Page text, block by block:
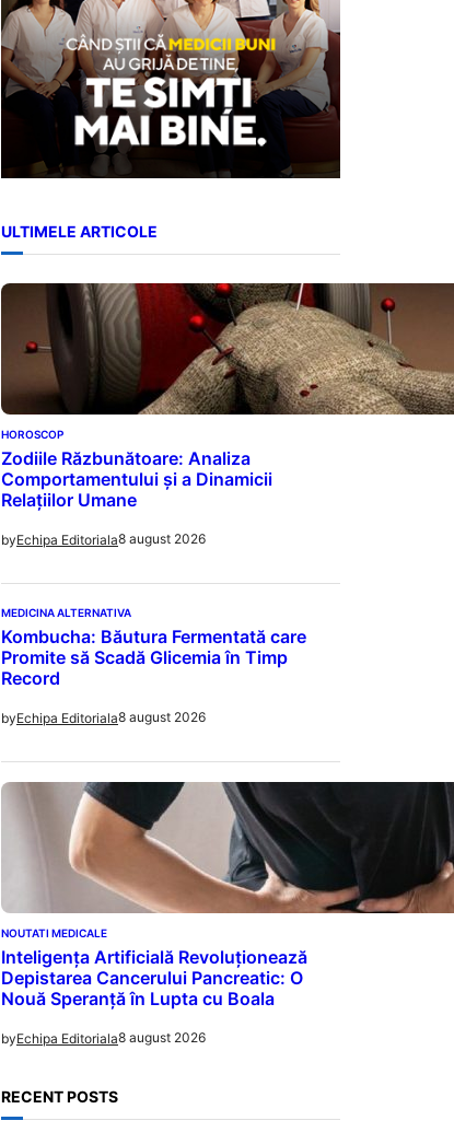
ULTIMELE ARTICOLE
HOROSCOP
Zodiile Răzbunătoare: Analiza
Comportamentului și a Dinamicii
Relațiilor Umane
byEchipa Editoriala8 august 2026
MEDICINA ALTERNATIVA
Kombucha: Băutura Fermentată care
Promite să Scadă Glicemia în Timp
Record
byEchipa Editoriala8 august 2026
NOUTATI MEDICALE
Inteligența Artificială Revoluționează
Depistarea Cancerului Pancreatic: O
Nouă Speranță în Lupta cu Boala
byEchipa Editoriala8 august 2026
RECENT POSTS